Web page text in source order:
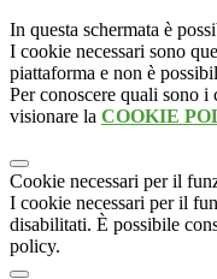
In questa schermata è
I cookie necessari sono
piattaforma e non è
Per conoscere quali sono i
visionare la COOKIE
Cookie necessari per il
I cookie necessari per il
disabilitati. È possibile
policy.